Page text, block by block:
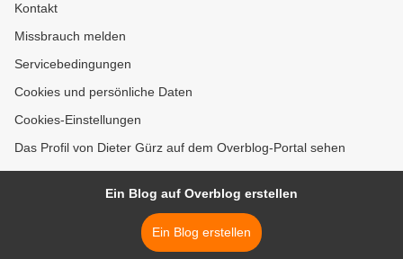
Kontakt
Missbrauch melden
Servicebedingungen
Cookies und persönliche Daten
Cookies-Einstellungen
Das Profil von Dieter Gürz auf dem Overblog-Portal sehen
Ein Blog auf Overblog erstellen
Ein Blog erstellen